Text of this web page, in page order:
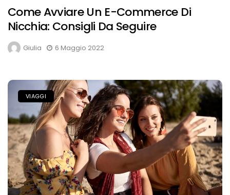
Come Avviare Un E-Commerce Di
Nicchia: Consigli Da Seguire
Giulia 6 Maggio 2022
VIAGGI